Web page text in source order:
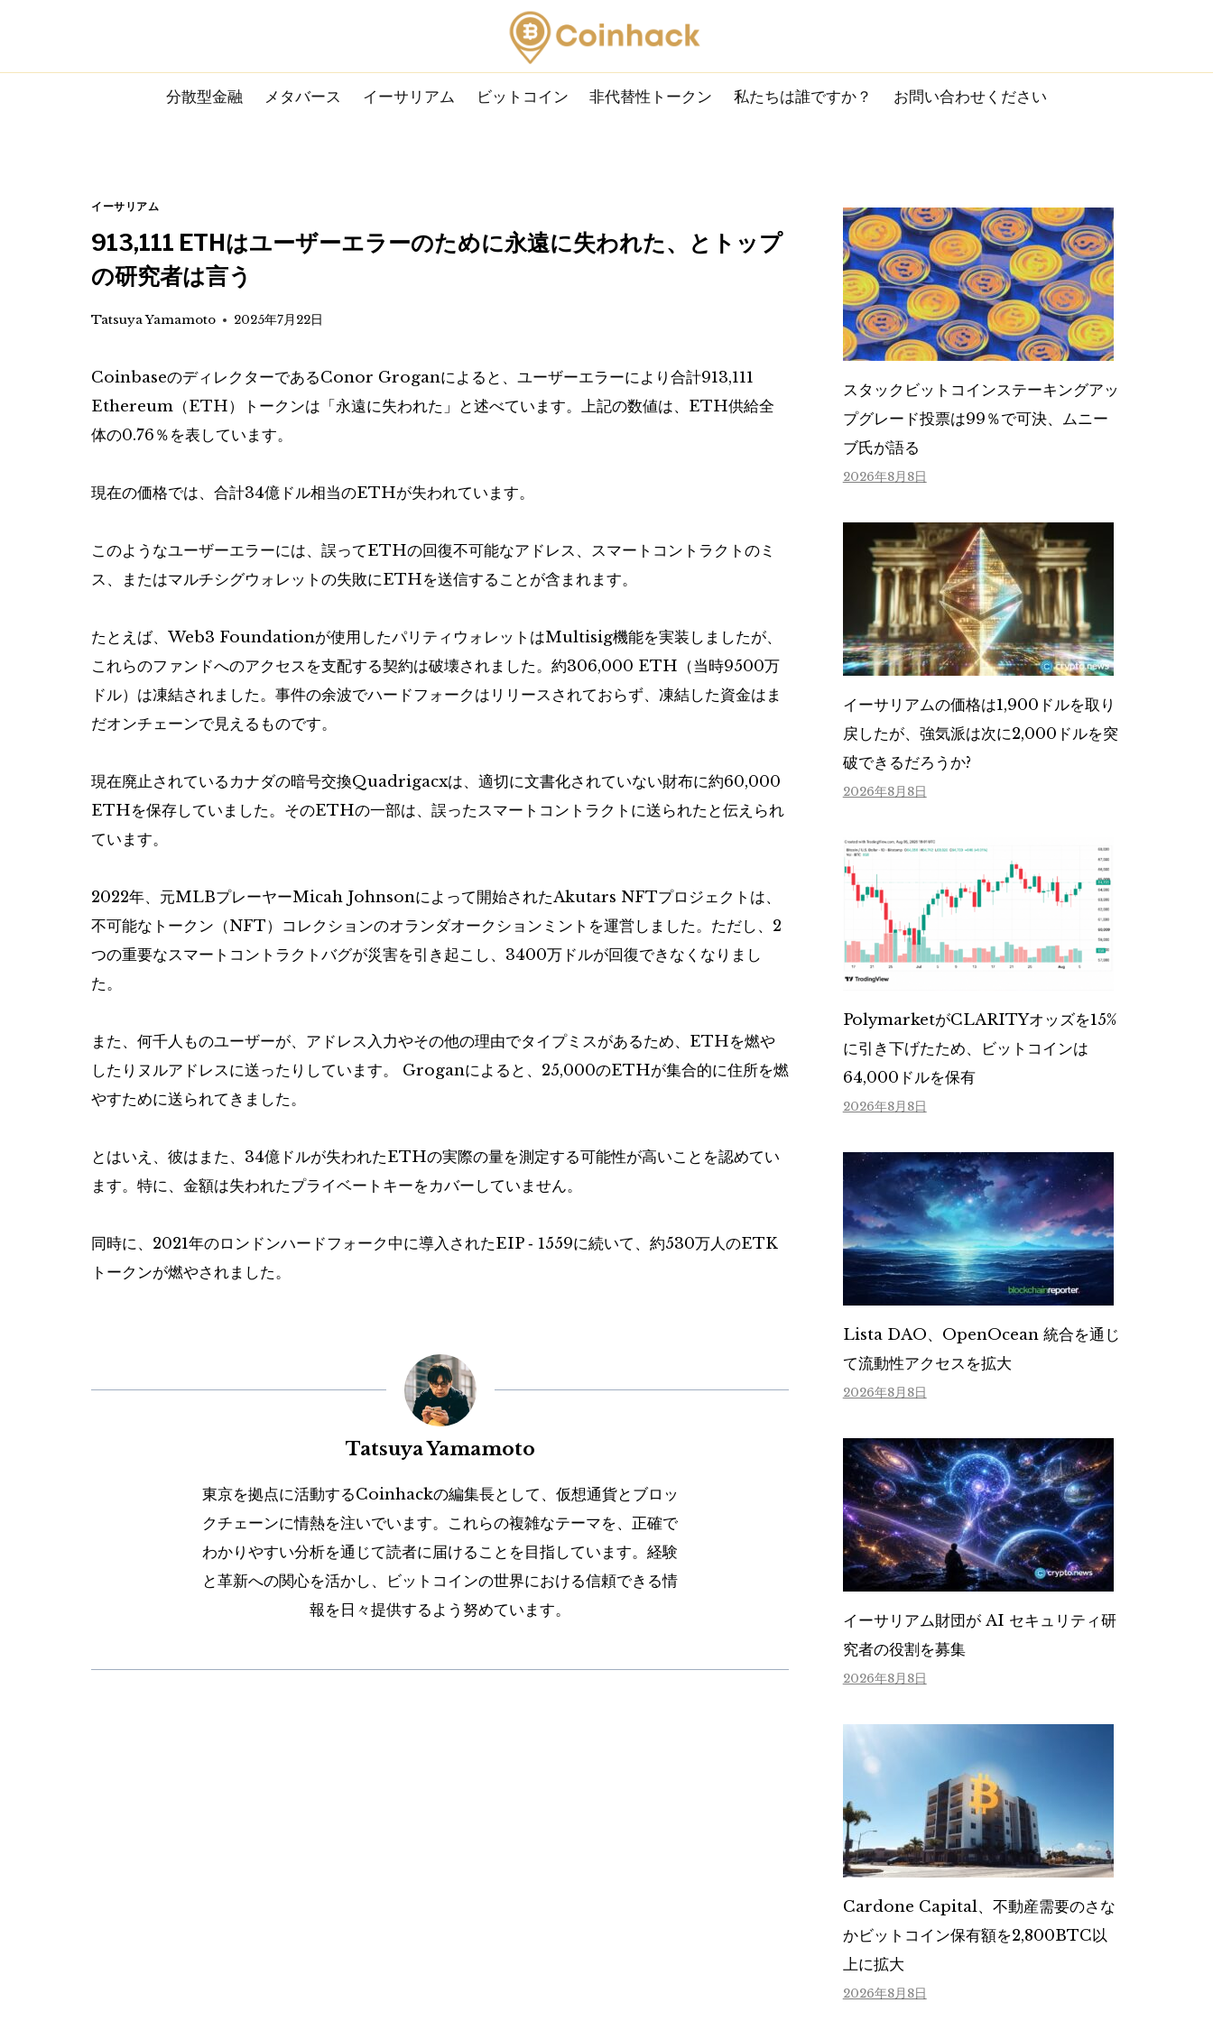
content
分散型金融 メタバース イーサリアム ビットコイン 非代替性トークン 私たちは誰ですか？ お問い合わせください
イーサリアム
913,111 ETHはユーザーエラーのために永遠に失われた、とトップ
の研究者は言う
Tatsuya Yamamoto 2025年7月22日
CoinbaseのディレクターであるConor Groganによると、ユーザーエラーにより合計913,111
Ethereum（ETH）トークンは「永遠に失われた」と述べています。上記の数値は、ETH供給全
体の0.76％を表しています。
現在の価格では、合計34億ドル相当のETHが失われています。
このようなユーザーエラーには、誤ってETHの回復不可能なアドレス、スマートコントラクトのミ
ス、またはマルチシグウォレットの失敗にETHを送信することが含まれます。
たとえば、Web3 Foundationが使用したパリティウォレットはMultisig機能を実装しましたが、
これらのファンドへのアクセスを支配する契約は破壊されました。約306,000 ETH（当時9500万
ドル）は凍結されました。事件の余波でハードフォークはリリースされておらず、凍結した資金はま
だオンチェーンで見えるものです。
現在廃止されているカナダの暗号交換Quadrigacxは、適切に文書化されていない財布に約60,000
ETHを保存していました。そのETHの一部は、誤ったスマートコントラクトに送られたと伝えられ
ています。
2022年、元MLBプレーヤーMicah Johnsonによって開始されたAkutars NFTプロジェクトは、
不可能なトークン（NFT）コレクションのオランダオークションミントを運営しました。ただし、2
つの重要なスマートコントラクトバグが災害を引き起こし、3400万ドルが回復できなくなりまし
た。
また、何千人ものユーザーが、アドレス入力やその他の理由でタイプミスがあるため、ETHを燃や
したりヌルアドレスに送ったりしています。 Groganによると、25,000のETHが集合的に住所を燃
やすために送られてきました。
とはいえ、彼はまた、34億ドルが失われたETHの実際の量を測定する可能性が高いことを認めてい
ます。特に、金額は失われたプライベートキーをカバーしていません。
同時に、2021年のロンドンハードフォーク中に導入されたEIP ‑ 1559に続いて、約530万人のETK
トークンが燃やされました。
Tatsuya Yamamoto
東京を拠点に活動するCoinhackの編集長として、仮想通貨とブロッ
クチェーンに情熱を注いでいます。これらの複雑なテーマを、正確で
わかりやすい分析を通じて読者に届けることを目指しています。経験
と革新への関心を活かし、ビットコインの世界における信頼できる情
報を日々提供するよう努めています。
スタックビットコインステーキングアッ
プグレード投票は99％で可決、ムニー
ブ氏が語る
2026年8月8日
イーサリアムの価格は1,900ドルを取り
戻したが、強気派は次に2,000ドルを突
破できるだろうか?
2026年8月8日
PolymarketがCLARITYオッズを15%
に引き下げたため、ビットコインは
64,000ドルを保有
2026年8月8日
Lista DAO、OpenOcean 統合を通じ
て流動性アクセスを拡大
2026年8月8日
イーサリアム財団が AI セキュリティ研
究者の役割を募集
2026年8月8日
Cardone Capital、不動産需要のさな
かビットコイン保有額を2,800BTC以
上に拡大
2026年8月8日